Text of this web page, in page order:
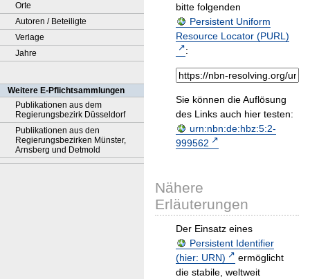
Orte
Autoren / Beteiligte
Verlage
Jahre
Weitere E-Pflichtsammlungen
Publikationen aus dem
Regierungsbezirk Düsseldorf
Publikationen aus den
Regierungsbezirken Münster,
Arnsberg und Detmold
bitte folgenden
Persistent Uniform
Resource Locator (PURL)
:
Sie können die Auflösung
des Links auch hier testen:
urn:nbn:de:hbz:5:2-
999562
Nähere
Erläuterungen
Der Einsatz eines
Persistent Identifier
(hier: URN)
ermöglicht
die stabile, weltweit